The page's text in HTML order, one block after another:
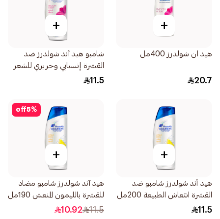
+
هيد ان شولدرز 400مل
20.7
+
شامبو هيد آند شولدرز ضد
القشرة إنسيابي وحريري للشعر
الجاف والمتطاير 200مل
11.5
+
هيد أند شولدرز شامبو ضد
القشرة انتعاش الطبيعة 200مل
11.5
5%
off
+
هيد آند شولدرز شامبو مضاد
للقشرة بالليمون المنعش 190مل
11.5
10.92